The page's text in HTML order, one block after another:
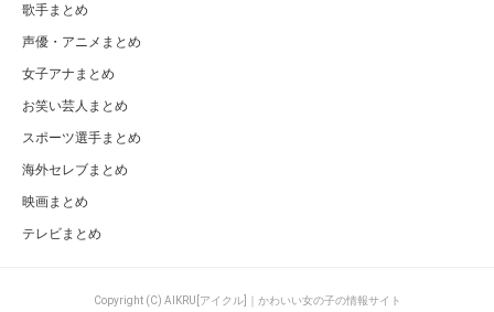
歌手まとめ
声優・アニメまとめ
女子アナまとめ
お笑い芸人まとめ
スポーツ選手まとめ
海外セレブまとめ
映画まとめ
テレビまとめ
Copyright (C) AIKRU[アイクル]｜かわいい女の子の情報サイト